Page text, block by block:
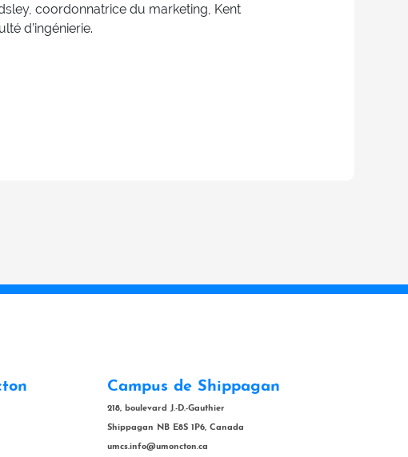
coordonnatrice du marketing, Kent
d’ingénierie.
Campus de Shippagan
218, boulevard J.-D.-Gauthier
Shippagan NB E8S 1P6, Canada
umcs.info@umoncton.ca